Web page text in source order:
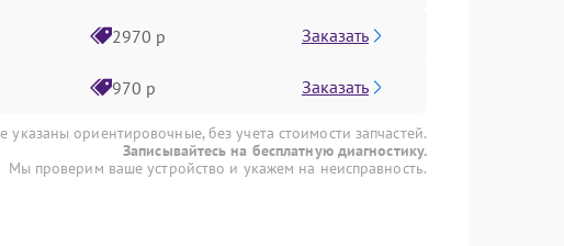
2970 р Заказать
970 р Заказать
указаны ориентировочные, без учета стоимости запчастей.
Записывайтесь на бесплатную диагностику.
Мы проверим ваше устройство и укажем на неисправность.